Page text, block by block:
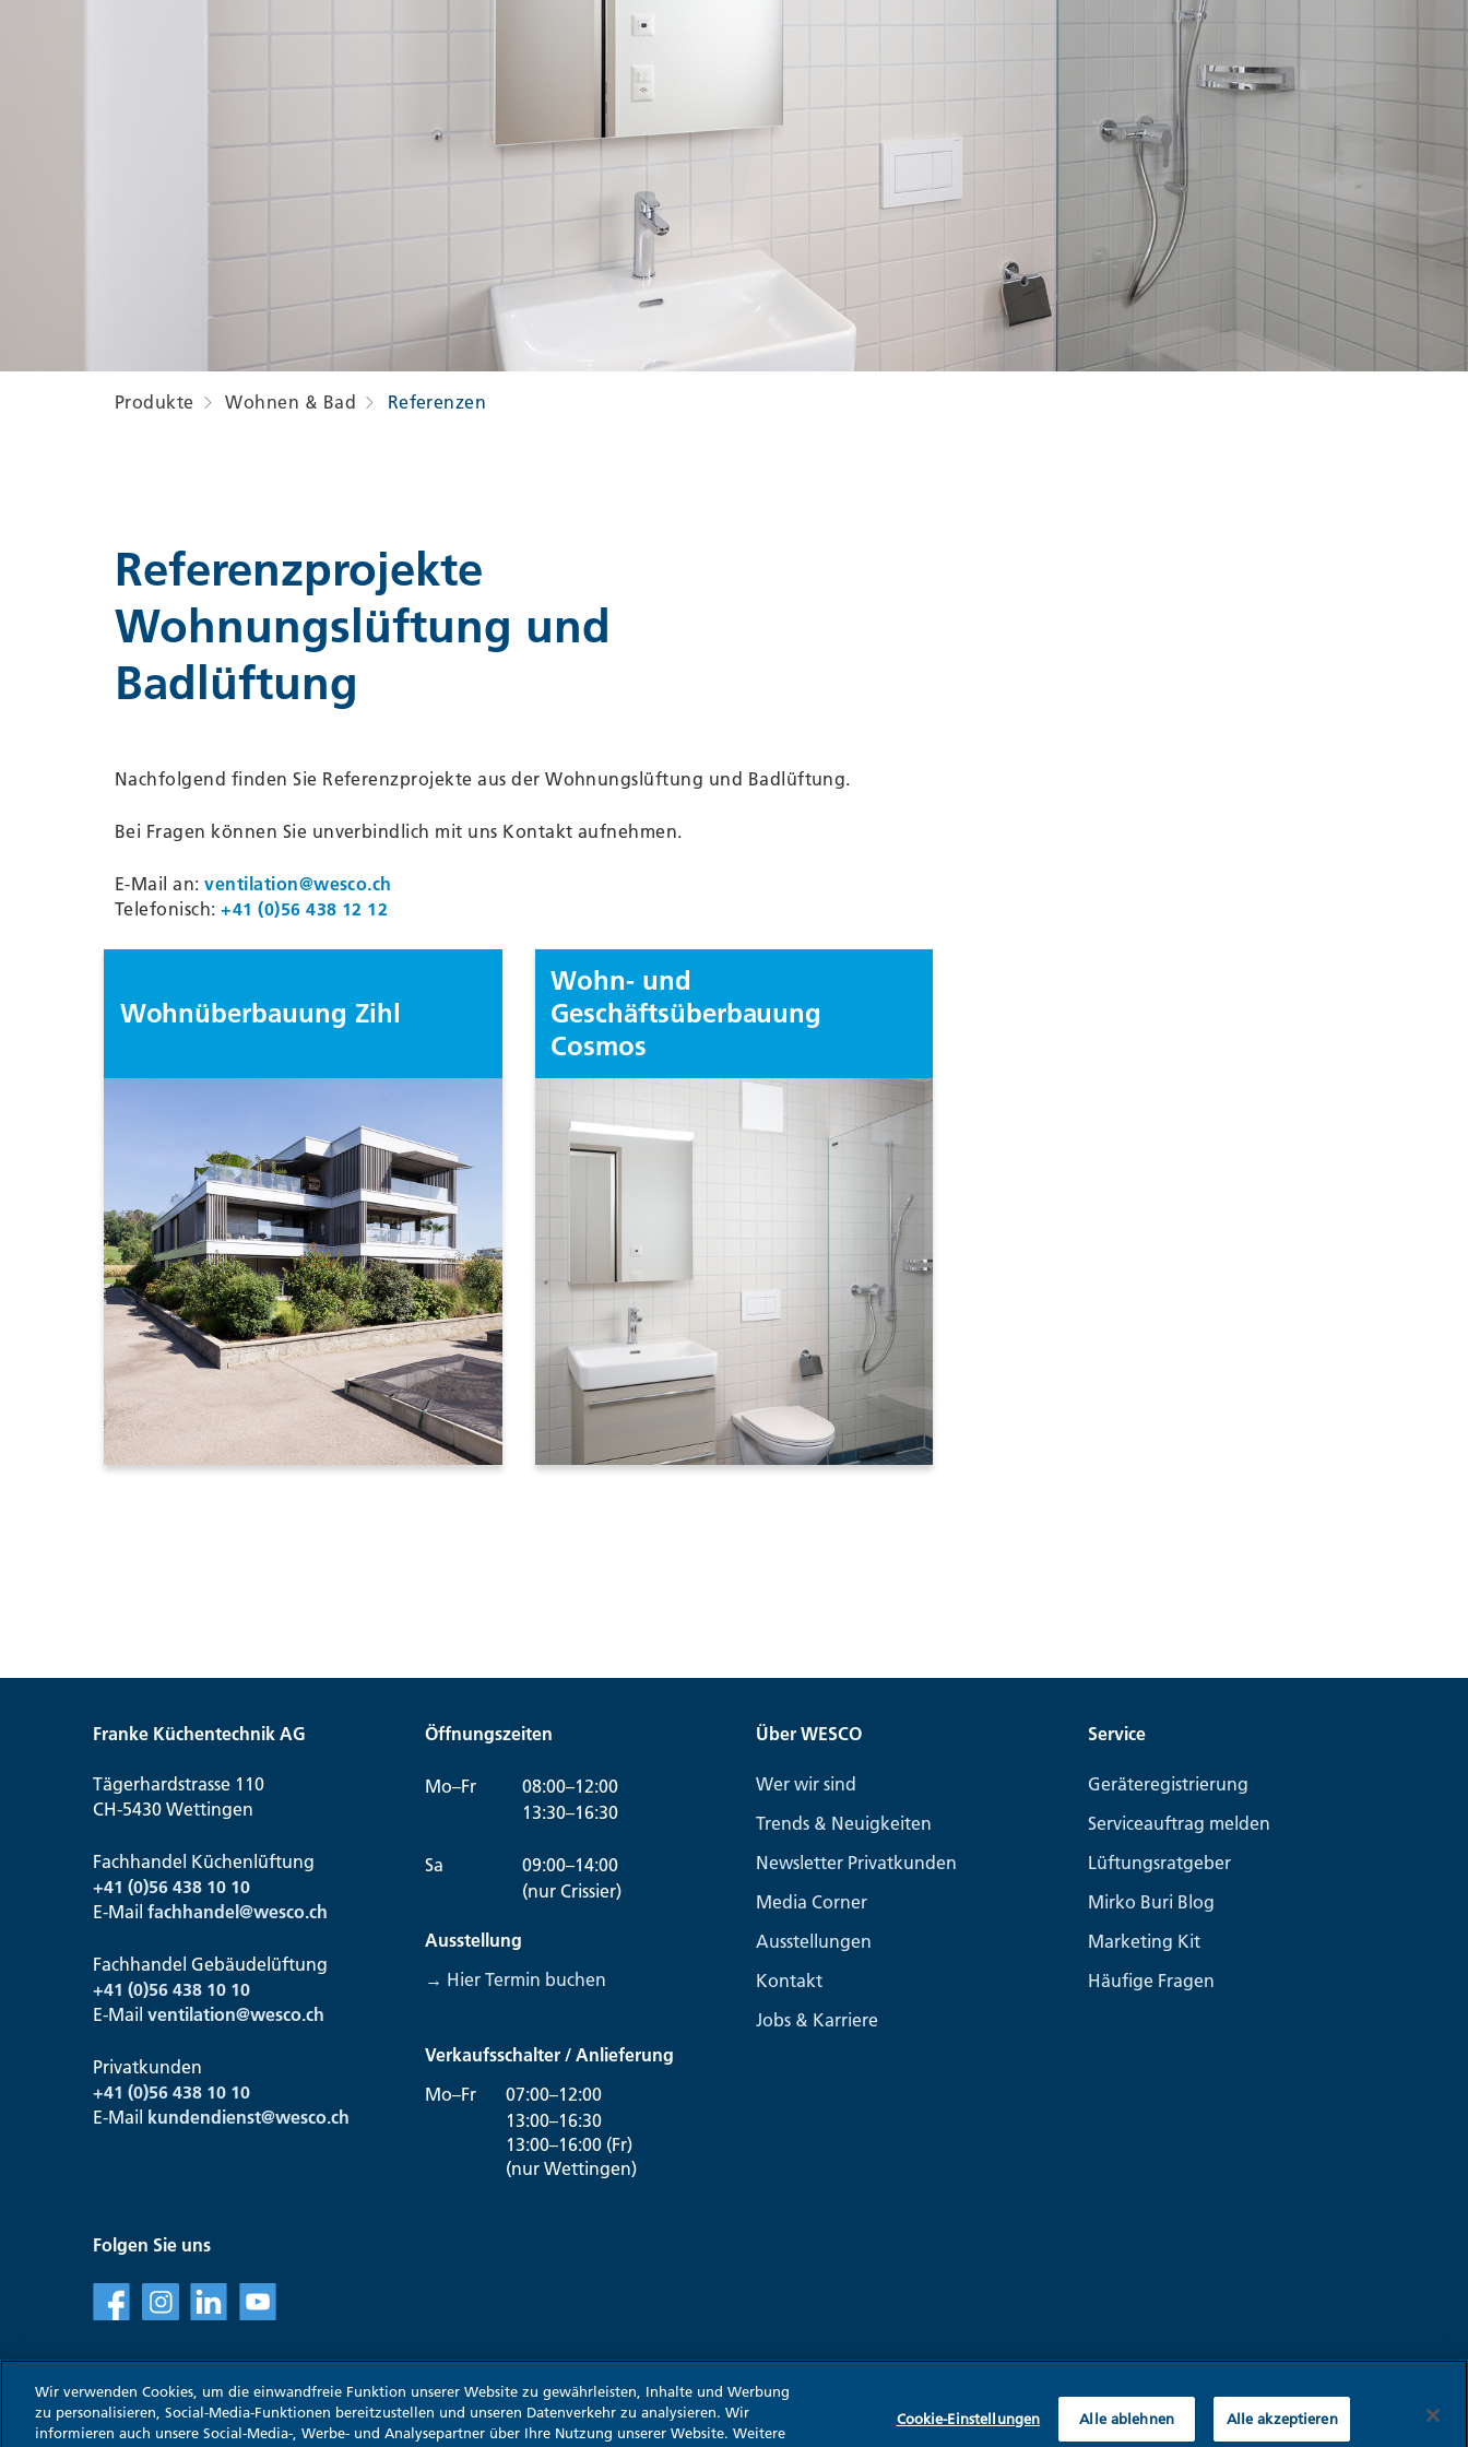
Rootline
Produkte Wohnen & Bad Referenzen
Referenzprojekte
Wohnungslüftung und
Badlüftung
Nachfolgend finden Sie Referenzprojekte aus der Wohnungslüftung und Badlüftung.
Bei Fragen können Sie unverbindlich mit uns Kontakt aufnehmen.
E-Mail an:ventilation@wesco.ch
Telefonisch:+41 (0)56 438 12 12
Wohnüberbauung Zihl
Wohn- und
Geschäftsüberbauung
Cosmos
Franke Küchentechnik AG
Tägerhardstrasse 110
CH-5430 Wettingen
Fachhandel Küchenlüftung
+41 (0)56 438 10 10
E-Mail fachhandel@wesco.ch
Fachhandel Gebäudelüftung
+41 (0)56 438 10 10
E-Mail ventilation@wesco.ch
Privatkunden
+41 (0)56 438 10 10
E-Mail kundendienst@wesco.ch
Folgen Sie uns
f l v
Öffnungszeiten
Mo–Fr
08:00–12:00
13:30–16:30
Sa
09:00–14:00
(nur Crissier)
Ausstellung
→ Hier Termin buchen
Verkaufsschalter / Anlieferung
Mo–Fr
07:00–12:00
13:00–16:30
13:00–16:00 (Fr)
(nur Wettingen)
Über WESCO
Wer wir sind
Trends & Neuigkeiten
Newsletter Privatkunden
Media Corner
Ausstellungen
Kontakt
Jobs & Karriere
Service
Geräteregistrierung
Serviceauftrag melden
Lüftungsratgeber
Mirko Buri Blog
Marketing Kit
Häufige Fragen
Datenschutz Cookie-Einstellungen AGB
WESCO - Eine Marke der Franke Gruppe
Wir verwenden Cookies, um die einwandfreie Funktion unserer Website zu gewährleisten, Inhalte und Werbung
zu personalisieren, Social-Media-Funktionen bereitzustellen und unseren Datenverkehr zu analysieren. Wir
informieren auch unsere Social-Media-, Werbe- und Analysepartner über Ihre Nutzung unserer Website. Weitere
Cookie-Einstellungen Alle ablehnen Alle akzeptieren